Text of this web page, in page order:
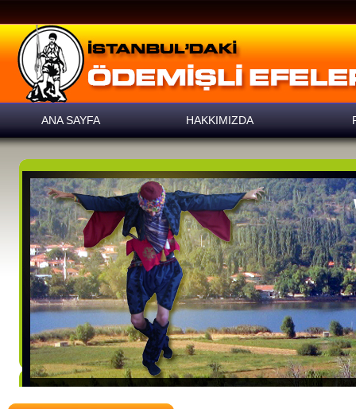
ANA SAYFA HAKKIMIZDA